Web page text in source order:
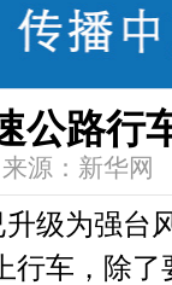
公路行
源：新华网
级为强台
车，除了